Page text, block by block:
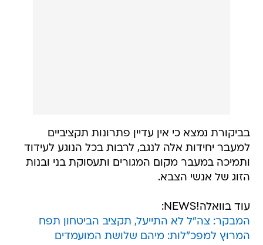
בביקורת נמצא כי אין עדיין פתרונות תקציביים
למעבר יחידות אלה לנגב, לרבות בכל הנוגע לעידוד
ותמיכה במעבר מקום המגורים ותעסוקת בני ובנות
הזוג של אנשי הצבא.
עוד בוואלה!NEWS:
המבקר: צה"ל לא התייעל, תקציב הביטחון תפח
המרוץ למפכ"לות: מיהם שלושת המועמדים